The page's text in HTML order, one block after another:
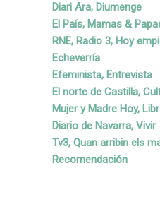
Diari Ara, Diumenge
El País, Mamas &
RNE, Radio 3, Hoy
Echeverría
Efeminista, Entrevista
El norte de Castilla,
Mujer y Madre Hoy,
Diario de Navarra, Vivir
Tv3, Quan arribin els
Recomendación